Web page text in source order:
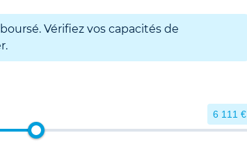
Vérifiez vos capacités de
6 111 €